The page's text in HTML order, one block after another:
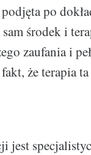
po
środek i
zaufania i
że terapia
jest